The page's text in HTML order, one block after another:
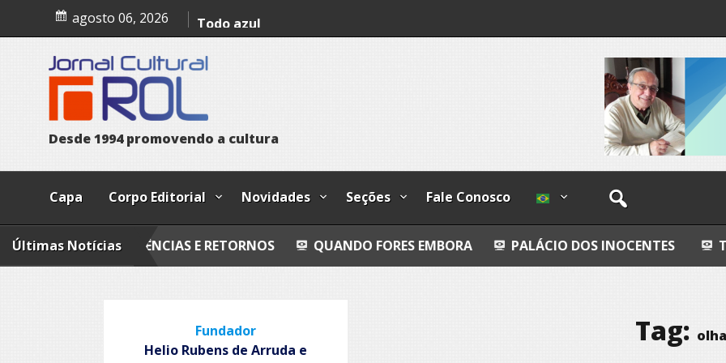
content
agosto 06, 2026
Desde1994 promovendo a cultura
Capa Corpo Editorial Novidades Seções Fale Conosco
Últimas Notícias
AUSÊNCIAS E RETORNOS QUANDO FORES EMBORA PALÁCIO DOS INOCENTES TODO AZUL
Tag:
Fundador
Helio Rubens de Arruda e